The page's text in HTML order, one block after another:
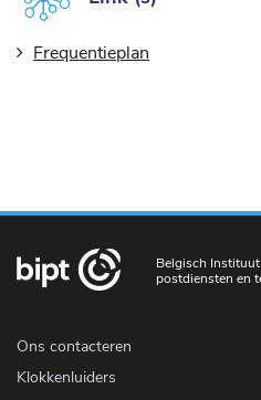
Frequentieplan
Belgisch
postdiensten en
Ons contacteren
Klokkenluiders